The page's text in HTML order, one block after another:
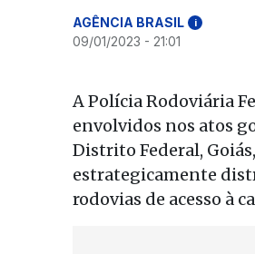
AGÊNCIA BRASIL i
09/01/2023 - 21:01
A Polícia Rodoviária
envolvidos nos atos
Distrito Federal,
estrategicamente
rodovias de acesso à